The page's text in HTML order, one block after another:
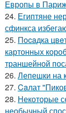
Европы в
24. Египтяне
сфинкса
25. Пocaдка
картонных
траншейной
26. Лепешки на
27. Caлат
28. Некоторые